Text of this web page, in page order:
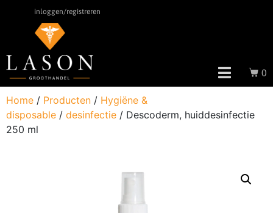
inloggen/registreren
0
Home / Producten / Hygiëne &
disposable / desinfectie / Descoderm, huiddesinfectie
250 ml